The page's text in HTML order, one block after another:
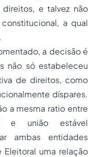
e talvez não
a qual
a decisão é
não só estabeleceu
de direitos, como
díspares.
a mesma ratio entre
e união estável
ambas entidades
uma relação